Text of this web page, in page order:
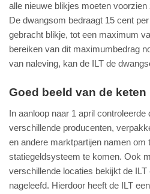
alle nieuwe blikjes moeten
De dwangsom bedraagt 15 cent
gebracht blikje, tot een maximum
bereiken van dit maximumbedrag
van naleving, kan de ILT de
Goed beeld van de keten
In aanloop naar 1 april controleerde
verschillende producenten,
en andere marktpartijen namen om
statiegeldsysteem te komen. Ook
verschillende locaties bekijkt de
nageleefd. Hierdoor heeft de ILT